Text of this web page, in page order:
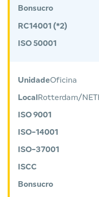
Bonsucro
RC14001 (*2)
ISO 50001
UnidadeOficina
Local Rotterdam/
ISO 9001
ISO-14001
ISO-37001
ISCC
Bonsucro